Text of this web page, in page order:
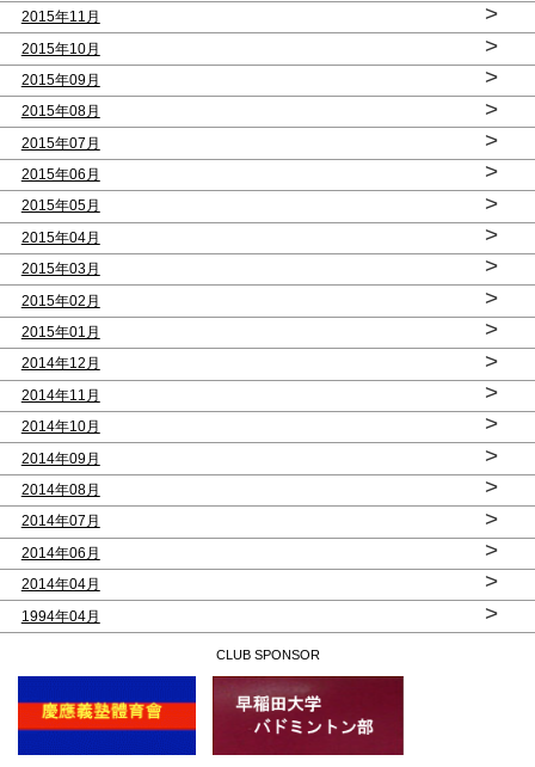
2015年11月 >
2015年10月 >
2015年09月 >
2015年08月 >
2015年07月 >
2015年06月 >
2015年05月 >
2015年04月 >
2015年03月 >
2015年02月 >
2015年01月 >
2014年12月 >
2014年11月 >
2014年10月 >
2014年09月 >
2014年08月 >
2014年07月 >
2014年06月 >
2014年04月 >
1994年04月 >
CLUB SPONSOR